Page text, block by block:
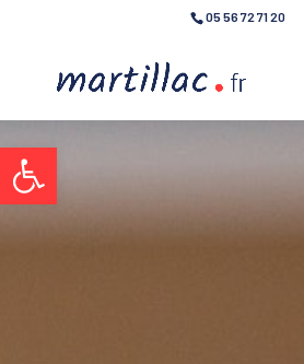
Ouvrir la barre d’outils
05 56 72 71 20